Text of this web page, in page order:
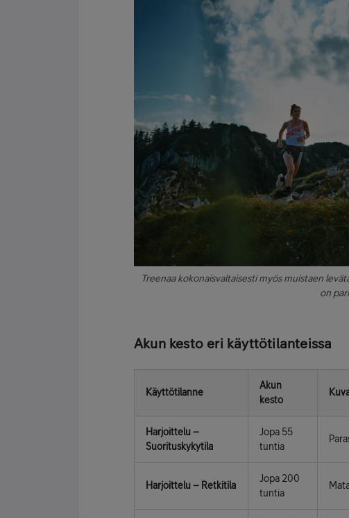
Treenaa kokonaisvaltaisesti myös muistaen
on
Akun kesto eri käyttötilanteissa
Käyttötilanne
Akun
kesto
Harjoittelu –
Suorituskykytila
Jopa 55
tuntia
Harjoittelu – Retkitila
Jopa 200
tuntia